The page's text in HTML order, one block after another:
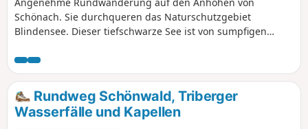
Schönach. Sie durchqueren das Naturschutzgebiet
Blindensee. Dieser tiefschwarze See ist von sumpfigen
Pflanzenarten wachsen.
Rundweg Schönwald, Triberger
Wasserfälle und Kapellen